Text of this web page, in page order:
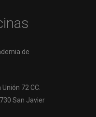
de
72 CC.
San Javier